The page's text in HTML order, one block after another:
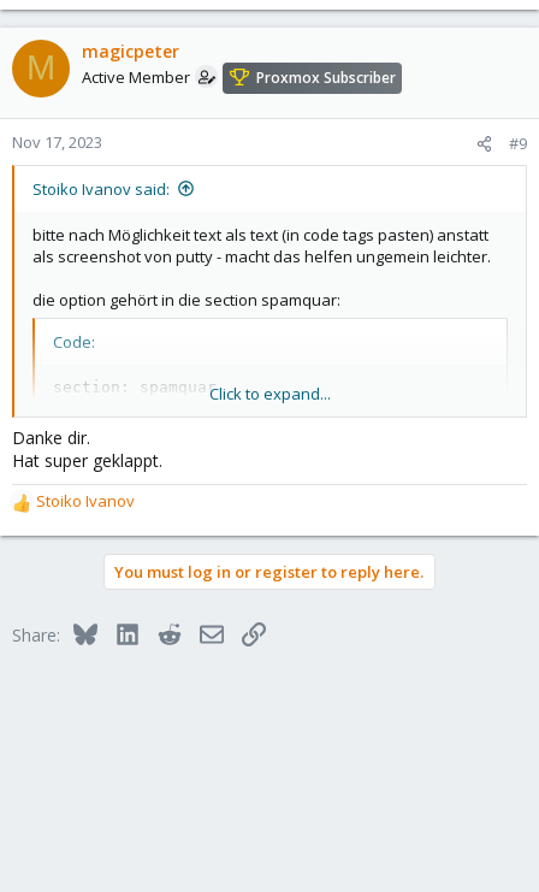
M magicpeter
Active Member Proxmox Subscriber
Nov 17, 2023 #9
Stoiko Ivanov said:
bitte nach Möglichkeit text als text (in code tags pasten) anstatt
als screenshot von putty - macht das helfen ungemein leichter.
die option gehört in die section spamquar:
Code:
section: spamquar
und danach muss pmgdaemon und pmgproxy neu gestartet
werden
Ich hoffe das hilft!
Click to expand...
Danke dir.
Hat super geklappt.
R
e
o
Stoiko Ivanov
You must log in or register to reply here.
Share: BlueskyLinkedInRedditEmailLink